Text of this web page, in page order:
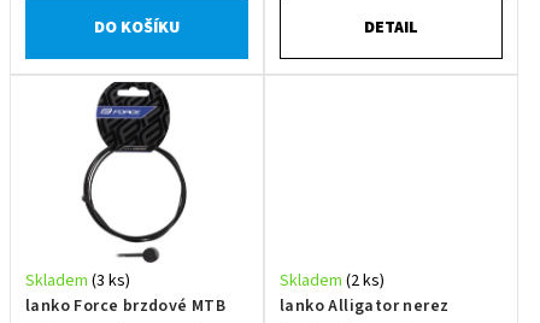
DO KOŠÍKU DETAIL
lanko Force brzdové MTB
Skladem (3 ks)
lanko Alligator nerez
Skladem (2 ks)